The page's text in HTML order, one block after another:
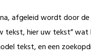
afgeleid wordt door
hier uw tekst”
tekst, en een